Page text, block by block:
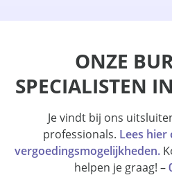
ONZE
SPECIALISTEN
Je vindt bij ons
professionals. Lees
vergoedingsmogelijkheden.
helpen je graag! –